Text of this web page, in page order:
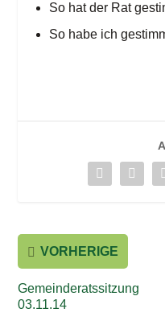
So hat der Rat
So habe ich
VORHERIGE
Gemeinderatssitzung
03.11.14